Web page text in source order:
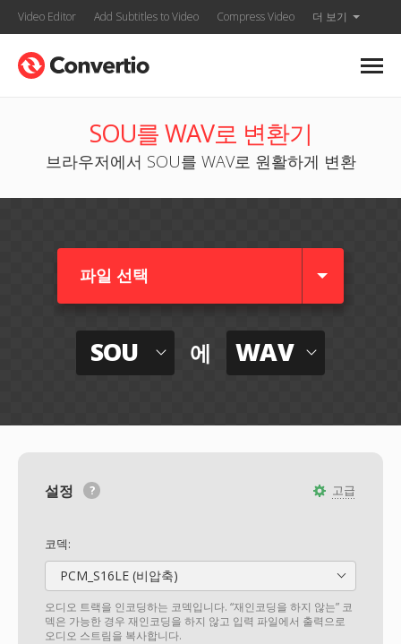
Video Editor Add Subtitles to Video Compress Video 더 보기
SOU를 WAV로 변환기
브라우저에서 SOU를 WAV로 원활하게 변환
파일 선택
SOU 에 WAV
고급
설정
코덱:
PCM_S16LE (비압축)
오디오 트랙을 인코딩하는 코덱입니다. “재인코딩을 하지 않는” 코
덱은 가능한 경우 재인코딩을 하지 않고 입력 파일에서 출력으로
오디오 스트림을 복사합니다.